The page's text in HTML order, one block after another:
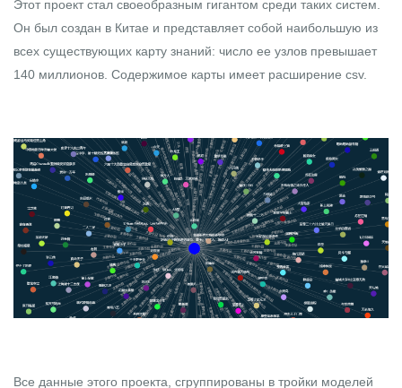
Этот проект стал своеобразным гигантом среди таких систем.
Он был создан в Китае и представляет собой наибольшую из
всех существующих карту знаний: число ее узлов превышает
140 миллионов. Содержимое карты имеет расширение csv.
Все данные этого проекта, сгруппированы в тройки моделей